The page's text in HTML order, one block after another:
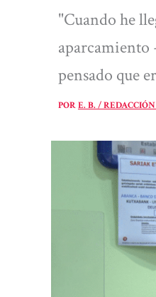
"Cuando he
pensado que
PORE. B. / REDACCIÓN